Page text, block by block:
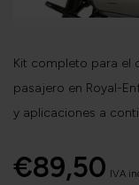
Kit completo para el
pasajero en Royal-
y aplicaciones a
€89,50 IVA